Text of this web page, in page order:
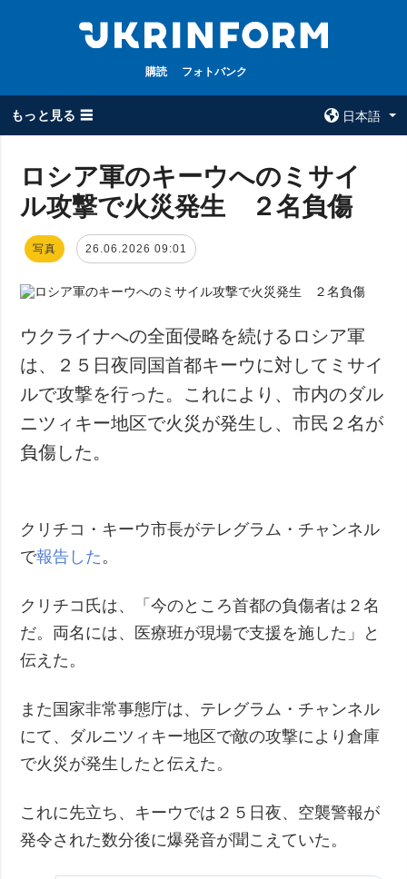
購読 フォトバンク
もっと見る ☰
日本語
全てのトピック
被占領地
政治
防衛
社会・文化
スポーツ
犯罪
事故・緊急事態
ウクルインフォ
コンタクト
特集
インタビュー
動画
購読
ロシア軍のキーウへのミサイ
ル攻撃で火災発生 ２名負傷
写真 26.06.2026 09:01
ウクライナへの全面侵略を続けるロシア軍
は、２５日夜同国首都キーウに対してミサイ
ルで攻撃を行った。これにより、市内のダル
ニツィキー地区で火災が発生し、市民２名が
負傷した。
クリチコ・キーウ市長がテレグラム・チャンネル
で報告した 。
クリチコ氏は、「今のところ首都の負傷者は２名
だ。両名には、医療班が現場で支援を施した」と
伝えた。
また国家非常事態庁は、テレグラム・チャンネル
にて、ダルニツィキー地区で敵の攻撃により倉庫
で火災が発生したと伝えた。
これに先立ち、キーウでは２５日夜、空襲警報が
発令された数分後に爆発音が聞こえていた。